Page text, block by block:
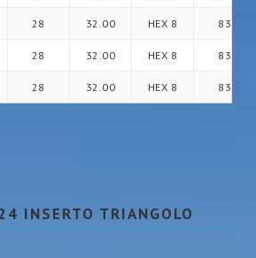
28 32.00 HEX 8 83
28 32.00 HEX 8 83
28 32.00 HEX 8 83
INSERTO TRIANGOLO